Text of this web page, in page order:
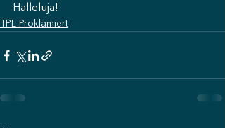
Halleluja!
TPL Proklamiert